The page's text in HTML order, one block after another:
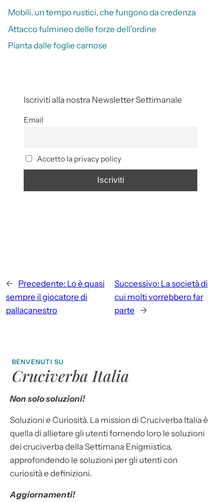
Mobili, un tempo rustici, che fungono da credenza
Attacco fulmineo delle forze dell’ordine
Pianta dalle foglie carnose
Iscriviti alla nostra Newsletter Settimanale
Email
Accetto la privacy policy
← Precedente: Lo è quasi
sempre il giocatore di
pallacanestro
Successivo: La società di
cui molti vorrebbero far
parte
→
BENVENUTI SU
Cruciverba Italia
Non solo soluzioni!
Soluzioni e Curiosità. La mission di Cruciverba Italia è
quella di allietare gli utenti fornendo loro le soluzioni
dei cruciverba della Settimana Enigmistica,
approfondendo le soluzioni per gli utenti con
curiosità e definizioni.
Aggiornamenti!